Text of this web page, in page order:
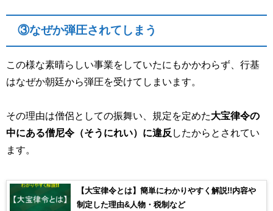
③なぜか弾圧されてしまう
この様な素晴らしい事業をしていたにもかかわらず、行基
はなぜか朝廷から弾圧を受けてしまいます。
その理由は僧侶としての振舞い、規定を定めた大宝律令の
中にある僧尼令（そうにれい）に違反 したからとされてい
ます。
【大宝律令とは】簡単にわかりやすく解説!!内容や
制定した理由&人物・税制など